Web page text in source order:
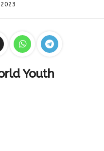
Youth